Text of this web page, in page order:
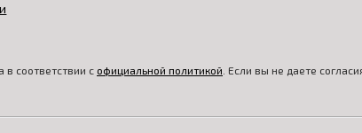
соответствии с официальной политикой . Если вы не даете